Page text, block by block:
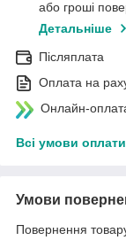
або гроші
Детальніше
Післяплата
Оплата на
Онлайн-
Всі умови оплати
Умови
Повернення